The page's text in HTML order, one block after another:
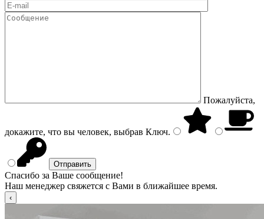
Пожалуйста,
докажите, что вы человек, выбрав Ключ.
Спасибо за Ваше сообщение!
Наш менеджер свяжется с Вами в ближайшее время.